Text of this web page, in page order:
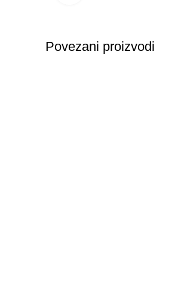
Povezani proizvodi